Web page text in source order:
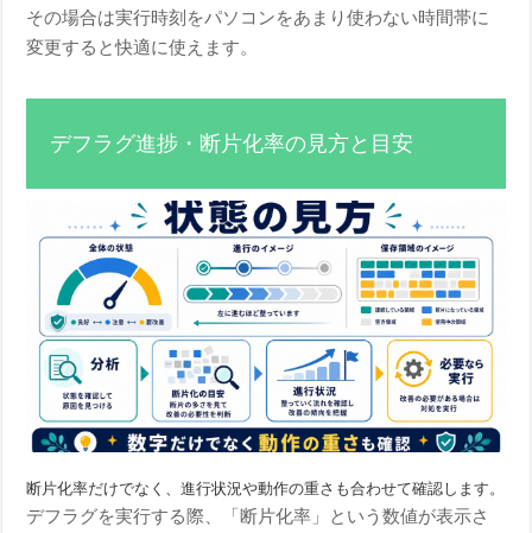
その場合は実行時刻をパソコンをあまり使わない時間帯に
変更すると快適に使えます。
デフラグ進捗・断片化率の見方と目安
断片化率だけでなく、進行状況や動作の重さも合わせて確認します。
デフラグを実行する際、「断片化率」という数値が表示さ